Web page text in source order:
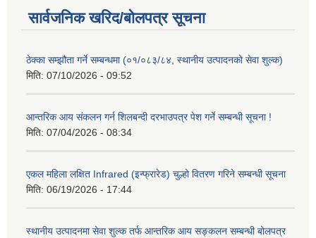
सार्वजनिक खरिद/बोलपत्र सूचना
ठेक्का सम्झौता गर्ने सम्बन्धमा (०१/०८३/८४, स्थानीय उत्पादनको सेवा शुल्क)
मिति: 07/10/2026 - 09:52
आन्तरिक आय संकलन गर्न शिलबन्दी दरभाउपत्र पेश गर्ने सम्बन्धी सूचना !
मिति: 07/04/2026 - 08:34
एकल महिला लक्षित Infrared (इन्फ्रारेड) चुल्हो वितरण गरिने सम्बन्धी सूचना
मिति: 06/19/2026 - 17:44
स्थानीय उत्पादनमा सेवा शुल्क तर्फ आन्तरिक आय सङ्कलन सम्बन्धी बोलपत्र